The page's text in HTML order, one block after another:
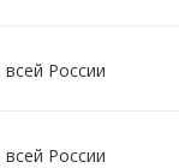
России
России